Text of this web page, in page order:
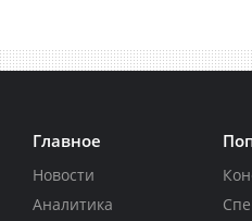
Главное
Новости
Аналитика